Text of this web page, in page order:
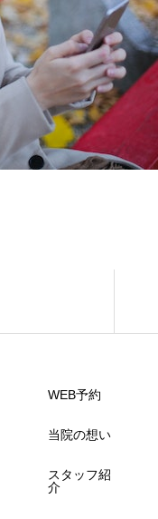
WEB予約
当院の想い
スタッフ紹
介